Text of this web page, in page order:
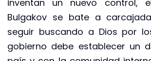
inventan un nuevo control,
Bulgakov se bate a
seguir buscando a Dios por
gobierno debe establecer un